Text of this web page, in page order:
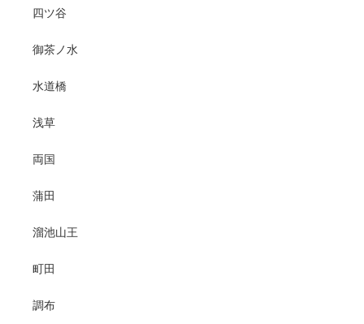
四ツ谷
御茶ノ水
水道橋
浅草
両国
蒲田
溜池山王
町田
調布